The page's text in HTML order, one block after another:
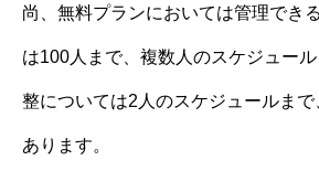
尚、無料プランにおいては管理でき
は100人まで、複数人のスケジュー
整については2人のスケジュールま
あります。